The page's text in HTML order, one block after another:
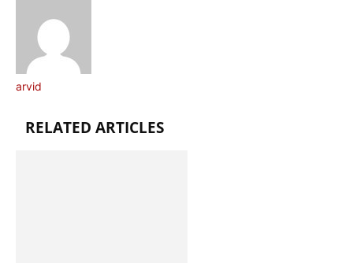
arvid
RELATED ARTICLES